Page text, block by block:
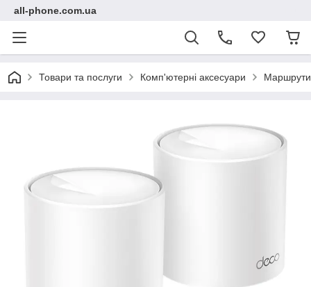
all-phone.com.ua
Товари та послуги Комп'ютерні аксесуари